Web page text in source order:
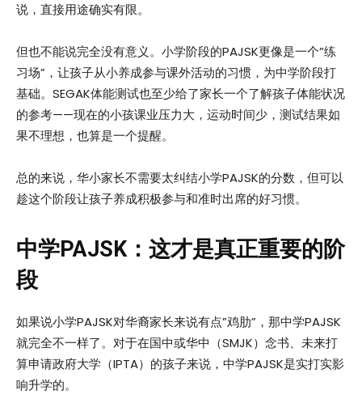
说，直接用途确实有限。
但也不能说完全没有意义。小学阶段的PAJSK更像是一个”练
习场”，让孩子从小养成参与课外活动的习惯，为中学阶段打
基础。SEGAK体能测试也至少给了家长一个了解孩子体能状况
的参考——现在的小孩课业压力大，运动时间少，测试结果如
果不理想，也算是一个提醒。
总的来说，华小家长不需要太纠结小学PAJSK的分数，但可以
趁这个阶段让孩子养成积极参与和准时出席的好习惯。
中学PAJSK：这才是真正重要的阶
段
如果说小学PAJSK对华裔家长来说有点”鸡肋”，那中学PAJSK
就完全不一样了。对于在国中或华中（SMJK）念书、未来打
算申请政府大学（IPTA）的孩子来说，中学PAJSK是实打实影
响升学的。